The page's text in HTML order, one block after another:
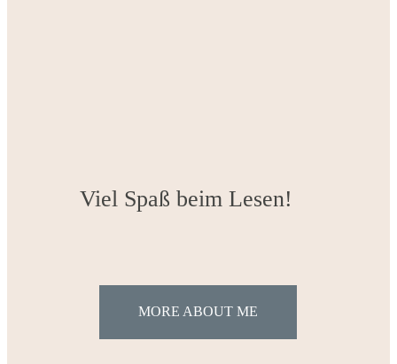
Viel Spaß beim Lesen!
MORE ABOUT ME